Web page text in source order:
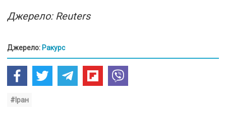
Джерело: Reuters
Джерело: Ракурс
#Іран